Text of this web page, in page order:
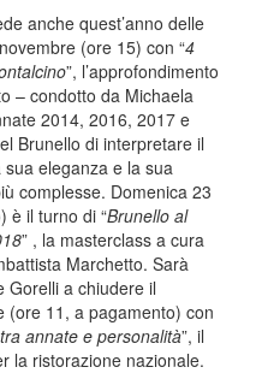
anche quest’anno delle
(ore 15) con “4
”, l’approfondimento
– condotto da Michaela
2014, 2016, 2017 e
Brunello di interpretare il
eleganza e la sua
complesse. Domenica 23
è il turno di “Brunello al
” , la masterclass a cura
Marchetto. Sarà
Gorelli a chiudere il
11, a pagamento) con
annate e personalità”, il
la ristorazione nazionale.